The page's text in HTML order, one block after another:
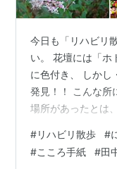
今日も「リハビリ
い。 花壇には「ホ
に色付き、 しかし
発見！！ こんな所
場所があったとは
ころ旅」の「2025
４K １０月 ６日（
#リハビリ散歩 #
#こころ手紙 #田